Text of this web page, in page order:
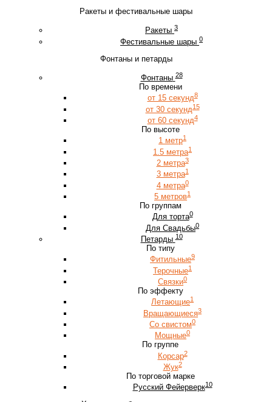
Ракеты и фестивальные шары
Ракеты 3
Фестивальные шары 0
Фонтаны и петарды
Фонтаны 28
По времени
от 15 секунд8
от 30 секунд15
от 60 секунд4
По высоте
1 метр1
1.5 метра1
2 метра3
3 метра1
4 метра0
5 метров1
По группам
Для торта0
Для Свадьбы0
Петарды 10
По типу
Фитильные9
Терочные1
Связки0
По эффекту
Летающие1
Вращающиеся3
Со свистом0
Мощные0
По группе
Корсар2
Жук2
По торговой марке
Русский Фейерверк10